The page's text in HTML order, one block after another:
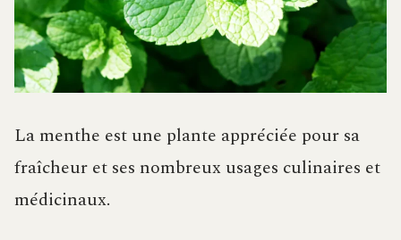
La menthe est une plante appréciée pour sa
fraîcheur et ses nombreux usages culinaires et
médicinaux.